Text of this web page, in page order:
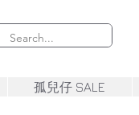
孤兒仔 SALE